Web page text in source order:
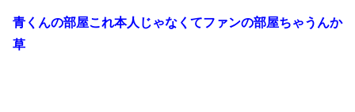
青くんの部屋これ本人じゃなくてファンの部屋ちゃうんか
草